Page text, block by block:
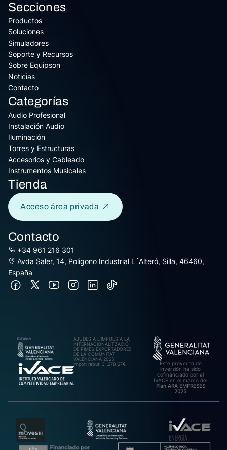
Secciones
Productos
Soluciones
Simuladores
Soporte y Recursos
Sobre Equipson
Noticias
Contacto
Categorías
Audio Profesional
Instalación Audio
Iluminación
Torres y Estructuras
Accesorios y Cableado
Instrumentos Musicales
Tienda
Acceso área privada
Contacto
+34 961 216 301
Avda Saler, 14, Poligono Industrial L´Alteró, Silla, 46460,
España
AJUDES A L’IMPULS A LA
INTERNACIONALITZACIÓ
DE PIMES EXPORTADORES
DE LA COMUNITAT
VALENCIANA 2025.
Import rebut: 31.278,27€
Este proyecto de
inversión ha sido
cofinanciado por el
IVACE en el marco del
Plan ARA EMPRESES
2025